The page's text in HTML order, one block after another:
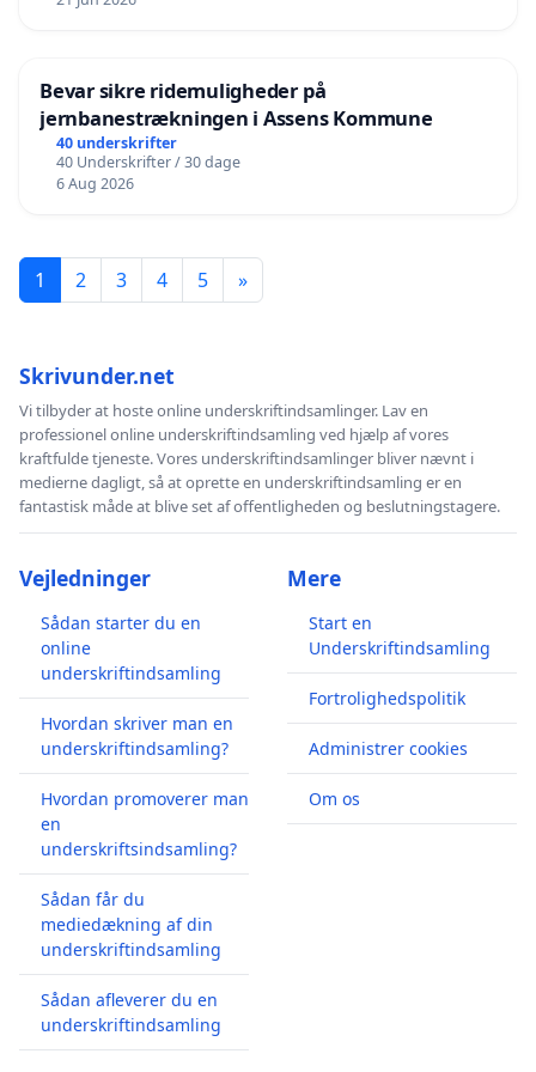
Bevar sikre ridemuligheder på
jernbanestrækningen i Assens Kommune
40 underskrifter
40 Underskrifter / 30 dage
6 Aug 2026
1 2 3 4 5 »
Skrivunder.net
Vi tilbyder at hoste online underskriftindsamlinger. Lav en
professionel online underskriftindsamling ved hjælp af vores
kraftfulde tjeneste. Vores underskriftindsamlinger bliver nævnt i
medierne dagligt, så at oprette en underskriftindsamling er en
fantastisk måde at blive set af offentligheden og beslutningstagere.
Vejledninger
Sådan starter du en
online
underskriftindsamling
Hvordan skriver man en
underskriftindsamling?
Hvordan promoverer man
en
underskriftsindsamling?
Sådan får du
mediedækning af din
underskriftindsamling
Sådan afleverer du en
underskriftindsamling
Mere
Start en
Underskriftindsamling
Fortrolighedspolitik
Administrer cookies
Om os